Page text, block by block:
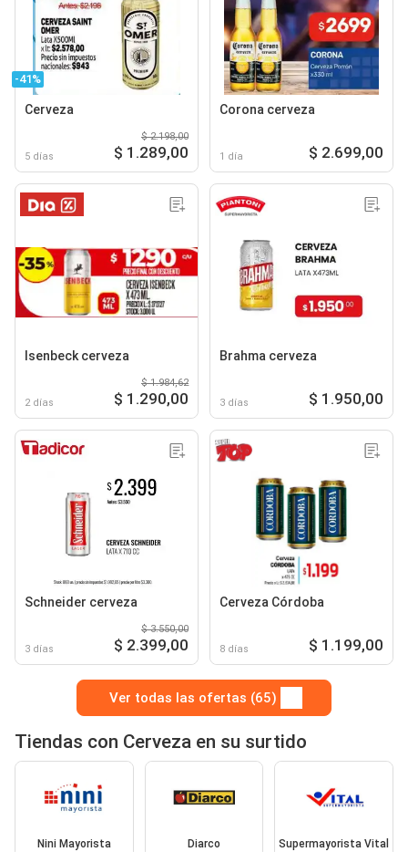
-41%
Cerveza
5 días
$ 2.198,00
$ 1.289,00
Corona cerveza
1 día $ 2.699,00
Isenbeck cerveza
2 días
$ 1.984,62
$ 1.290,00
Brahma cerveza
3 días $ 1.950,00
Schneider cerveza
3 días
$ 3.550,00
$ 2.399,00
Cerveza Córdoba
8 días $ 1.199,00
Ver todas las ofertas (65)
Tiendas con Cerveza en su surtido
Nini Mayorista Diarco Supermayorista Vital